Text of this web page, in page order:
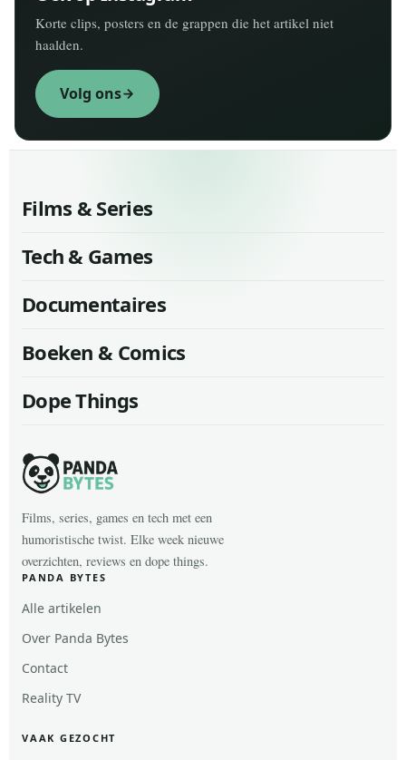
Korte clips, posters en de grappen die het artikel niet
haalden.
Volg ons
Films & Series
Tech & Games
Documentaires
Boeken & Comics
Dope Things
Films, series, games en tech met een
humoristische twist. Elke week nieuwe
overzichten, reviews en dope things.
PANDA BYTES
Alle artikelen
Over Panda Bytes
Contact
Reality TV
VAAK GEZOCHT